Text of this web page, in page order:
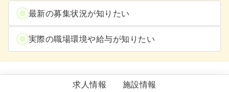
最新の募集状況が知りたい
実際の職場環境や給与が知りたい
大島医療センター
求人情報 施設情報